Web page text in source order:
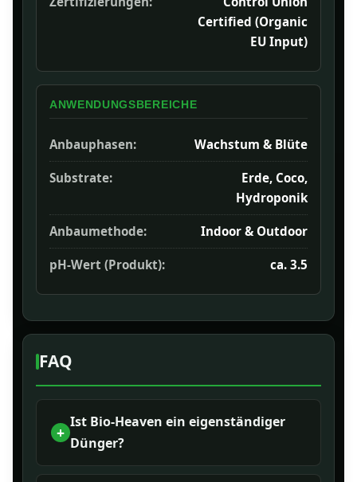
Certified (Organic
EU Input)
ANWENDUNGSBEREICHE
Anbauphasen: Wachstum & Blüte
Substrate:
Erde, Coco,
Hydroponik
Anbaumethode: Indoor & Outdoor
pH-Wert (Produkt): ca. 3.5
FAQ
Ist Bio-Heaven ein eigenständiger
Dünger?